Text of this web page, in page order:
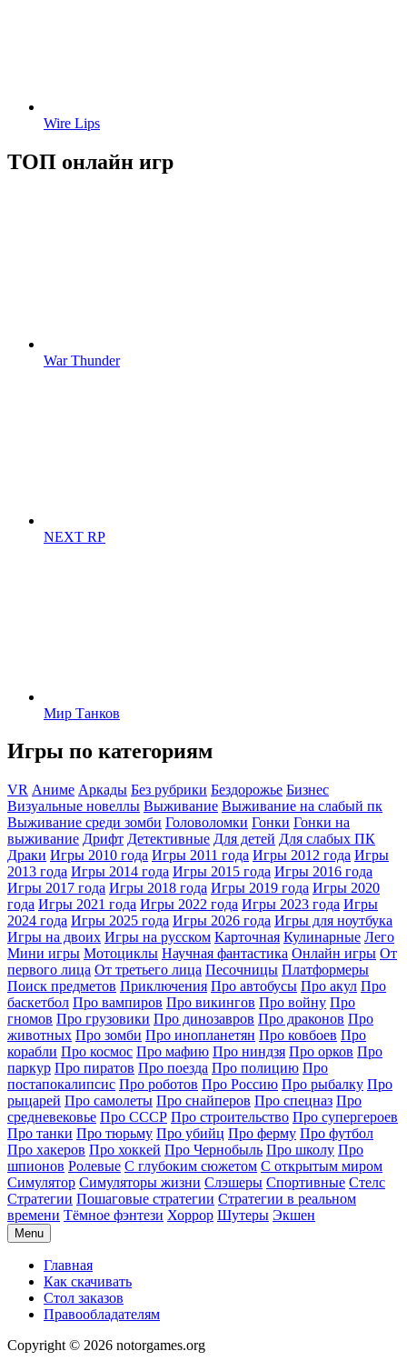
Wire Lips
ТОП онлайн игр
War Thunder
NEXT RP
Мир Танков
Игры по категориям
VR Аниме Аркады Без рубрики Бездорожье Бизнес
Визуальные новеллы Выживание Выживание на слабый пк
Выживание среди зомби Головоломки Гонки Гонки на
выживание Дрифт Детективные Для детей Для слабых ПК
Драки Игры 2010 года Игры 2011 года Игры 2012 года Игры
2013 года Игры 2014 года Игры 2015 года Игры 2016 года
Игры 2017 года Игры 2018 года Игры 2019 года Игры 2020
года Игры 2021 года Игры 2022 года Игры 2023 года Игры
2024 года Игры 2025 года Игры 2026 года Игры для ноутбука
Игры на двоих Игры на русском Карточная Кулинарные Лего
Мини игры Мотоциклы Научная фантастика Онлайн игры От
первого лица От третьего лица Песочницы Платформеры
Поиск предметов Приключения Про автобусы Про акул Про
баскетбол Про вампиров Про викингов Про войну Про
гномов Про грузовики Про динозавров Про драконов Про
животных Про зомби Про инопланетян Про ковбоев Про
корабли Про космос Про мафию Про ниндзя Про орков Про
паркур Про пиратов Про поезда Про полицию Про
постапокалипсис Про роботов Про Россию Про рыбалку Про
рыцарей Про самолеты Про снайперов Про спецназ Про
средневековье Про СССР Про строительство Про супергероев
Про танки Про тюрьму Про убийц Про ферму Про футбол
Про хакеров Про хоккей Про Чернобыль Про школу Про
шпионов Ролевые С глубоким сюжетом С открытым миром
Симулятор Симуляторы жизни Слэшеры Спортивные Стелс
Стратегии Пошаговые стратегии Стратегии в реальном
времени Тёмное фэнтези Хоррор Шутеры Экшен
Menu
Главная
Как скачивать
Стол заказов
Правообладателям
Copyright © 2026 notorgames.org